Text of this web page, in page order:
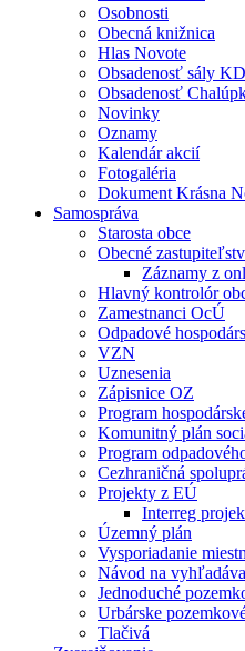
Osobnosti
Obecná knižnica
Hlas Novote
Obsadenosť sály KD
Obsadenosť
Novinky
Oznamy
Kalendár akcií
Fotogaléria
Dokument Krásna
Samospráva
Starosta obce
Obecné
Záznamy z
Hlavný kontrolór
Zamestnanci OcÚ
Odpadové
VZN
Uznesenia
Zápisnice OZ
Program
Komunitný plán
Program
Cezhraničná
Projekty z EÚ
Interreg
Územný plán
Vysporiadanie
Návod na
Jednoduché
Urbárske
Tlačivá